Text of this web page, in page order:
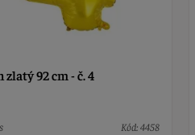
zlatý 92 cm - č. 4
Kód: 4458